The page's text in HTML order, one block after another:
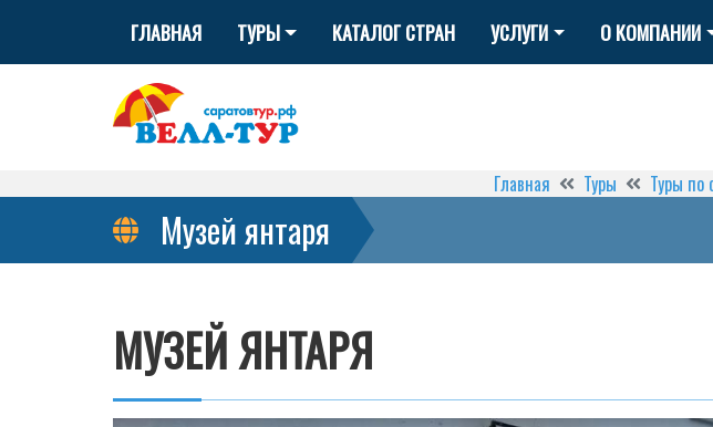
ГЛАВНАЯ ТУРЫ КАТАЛОГ СТРАН УСЛУГИ О КОМПАНИИ
Главная
Туры Туры по
Музей янтаря
МУЗЕЙ ЯНТАРЯ